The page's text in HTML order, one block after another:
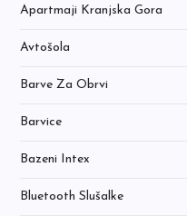
Apartmaji Kranjska Gora
Avtošola
Barve Za Obrvi
Barvice
Bazeni Intex
Bluetooth Slušalke